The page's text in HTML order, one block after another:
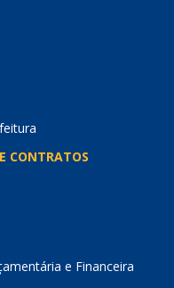
CONTRATOS
e Financeira